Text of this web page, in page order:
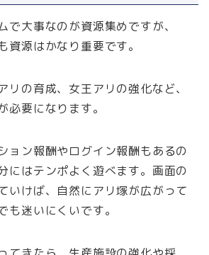
で大事なのが資源集めですが、
資源はかなり重要です。
リの育成、女王アリの強化など、
必要になります。
ョン報酬やログイン報酬もあるの
にはテンポよく遊べます。画面の
いけば、自然にアリ塚が広がって
も迷いにくいです。